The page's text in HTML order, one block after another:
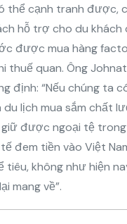
thể cạnh tranh được,
hỗ trợ cho du khách
được mua hàng
thuế quan. Ông
định: “Nếu chúng ta
du lịch mua sắm chất
được ngoại tệ
đem tiền vào Việt
tiêu, không như hiện
mang về”.